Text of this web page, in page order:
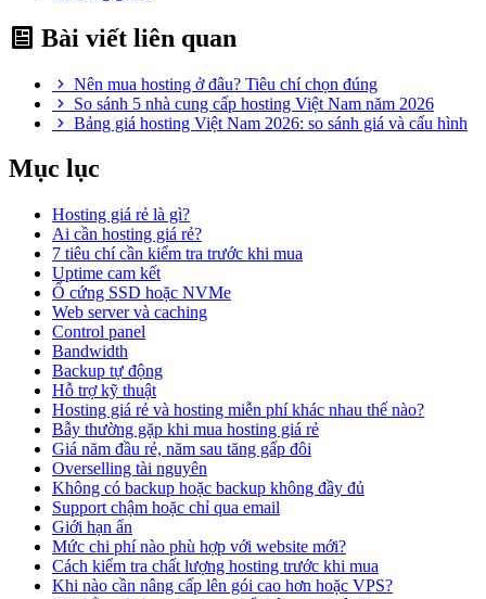
Bài viết liên quan
Nên mua hosting ở đâu? Tiêu chí chọn đúng
So sánh 5 nhà cung cấp hosting Việt Nam năm 2026
Bảng giá hosting Việt Nam 2026: so sánh giá và cấu hình
Mục lục
Hosting giá rẻ là gì?
Ai cần hosting giá rẻ?
7 tiêu chí cần kiểm tra trước khi mua
Uptime cam kết
Ổ cứng SSD hoặc NVMe
Web server và caching
Control panel
Bandwidth
Backup tự động
Hỗ trợ kỹ thuật
Hosting giá rẻ và hosting miễn phí khác nhau thế nào?
Bẫy thường gặp khi mua hosting giá rẻ
Giá năm đầu rẻ, năm sau tăng gấp đôi
Overselling tài nguyên
Không có backup hoặc backup không đầy đủ
Support chậm hoặc chỉ qua email
Giới hạn ẩn
Mức chi phí nào phù hợp với website mới?
Cách kiểm tra chất lượng hosting trước khi mua
Khi nào cần nâng cấp lên gói cao hơn hoặc VPS?